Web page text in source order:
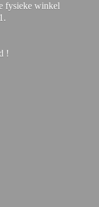
fysieke winkel
!